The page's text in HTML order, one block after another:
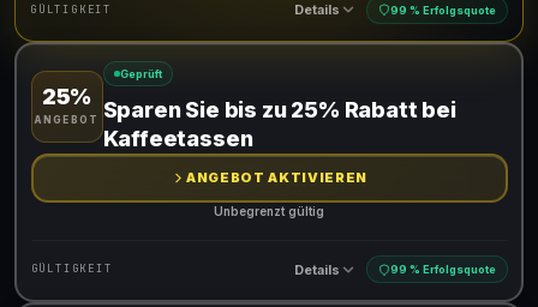
GÜLTIGKEIT Details 99 % Erfolgsquote
Gültig für teilnehmende Produkte
Gib den Code an der Kasse ein, um den Rabatt zu erhalten
25%
ANGEBOT
Geprüft
Sparen Sie bis zu 25% Rabatt bei
Kaffeetassen
ANGEBOT AKTIVIEREN
Unbegrenzt gültig
GÜLTIGKEIT Details 99 % Erfolgsquote